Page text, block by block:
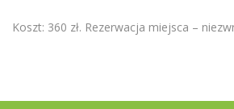
Koszt: 360 zł. Rezerwacja miejsca –